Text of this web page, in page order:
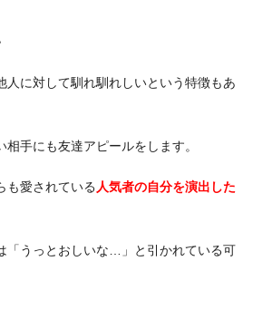
人に対して馴れ馴れしいという特徴もあ
相手にも友達アピールをします。
も愛されている 人気者の自分を演出した
「うっとおしいな…」と引かれている可